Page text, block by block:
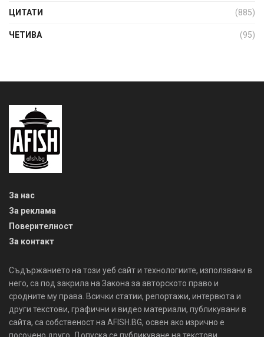
ЦИТАТИ (885)
ЧЕТИВА (95)
За нас
За реклама
Поверителност
За контакт
Съдържанието на този уеб сайт и технологиите, използвани в
него, са под закрила на Закона за авторското право и
сродните му права. Всички статии, репортажи, интервюта и
други текстови, графични и видео материали, публикувани в
сайта, са собственост на AFISH.BG, освен ако изрично е
посочено друго. Допуска се публикуване на текстови